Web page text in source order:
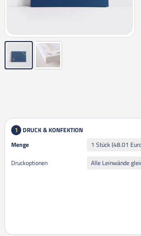
1
DRUCK & KONFEKTION
Menge
1 Stück (48.01
Menge
Druckoptionen